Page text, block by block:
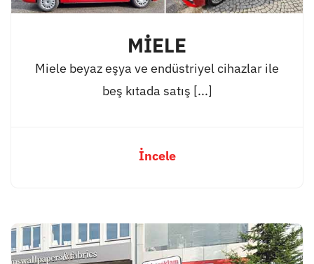
MİELE
Miele beyaz eşya ve endüstriyel cihazlar ile
beş kıtada satış [...]
İncele